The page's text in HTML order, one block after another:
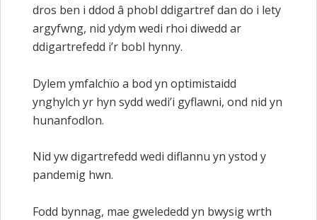
dros ben i ddod â phobl ddigartref dan do i lety
argyfwng, nid ydym wedi rhoi diwedd ar
ddigartrefedd i’r bobl hynny.
Dylem ymfalchïo a bod yn optimistaidd
ynghylch yr hyn sydd wedi’i gyflawni, ond nid yn
hunanfodlon.
Nid yw digartrefedd wedi diflannu yn ystod y
pandemig hwn.
Fodd bynnag, mae gwelededd yn bwysig wrth